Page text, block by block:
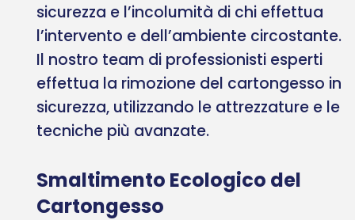
sicurezza e l’incolumità di chi effettua
l’intervento e dell’ambiente circostante.
Il nostro team di professionisti esperti
effettua la rimozione del cartongesso in
sicurezza, utilizzando le attrezzature e le
tecniche più avanzate.
Smaltimento Ecologico del
Cartongesso